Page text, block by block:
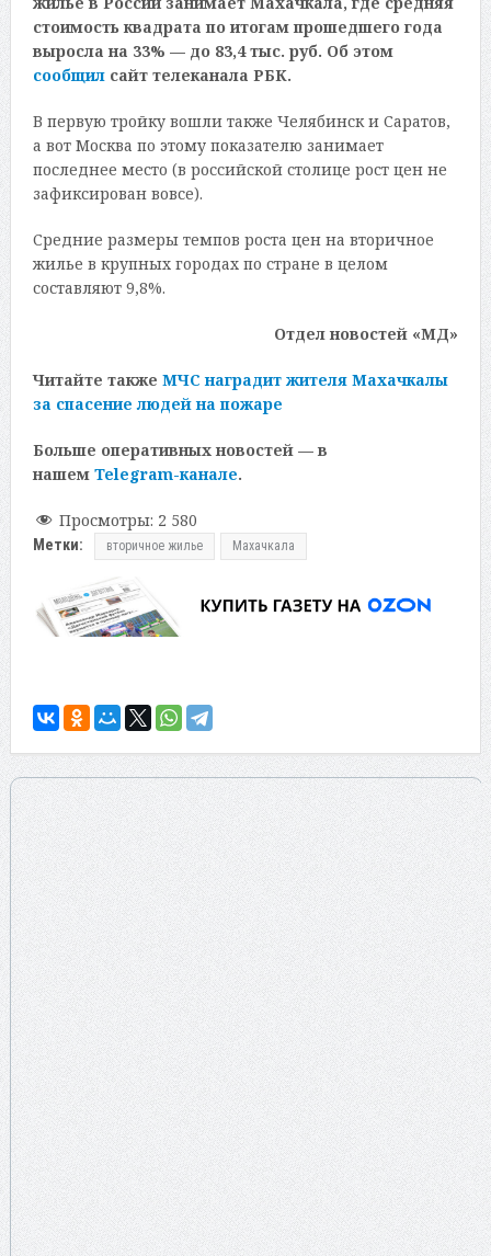
стоимость квадрата по итогам прошедшего года
выросла на 33% — до 83,4 тыс. руб. Об этом
сообщилсайт телеканала РБК.
В первую тройку вошли также Челябинск и Саратов,
а вот Москва по этому показателю занимает
последнее место (в российской столице рост цен не
зафиксирован вовсе).
Средние размеры темпов роста цен на вторичное
жилье в крупных городах по стране в целом
составляют 9,8%.
Отдел новостей «МД»
Читайте также МЧС наградит жителя Махачкалы
за спасение людей на пожаре
Больше оперативных новостей — в
нашем Telegram-канале.
Просмотры: 2 580
Метки: вторичное жилье Махачкала